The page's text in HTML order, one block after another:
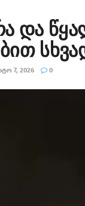
და
7, 2026 0